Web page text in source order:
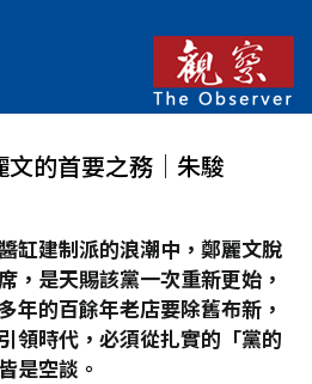
文的首要之務│朱駿
缸建制派的浪潮中，鄭麗文脫
，是天賜該黨一次重新更始，
年的百餘年老店要除舊布新，
領時代，必須從扎實的「黨的
是空談。